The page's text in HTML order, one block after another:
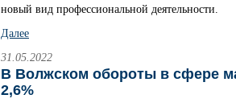
новый вид профессиональной деятельности.
Далее
31.05.2022
В Волжском обороты в сфере
2,6%